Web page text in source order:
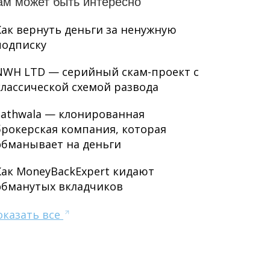
вернуть деньги за ненужную
LTD — серийный скам-проект с
схемой развода
— клонированная
компания, которая
на деньги
MoneyBackExpert кидают
вкладчиков
все